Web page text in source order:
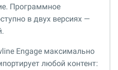
Программное
в двух версиях —
Engage максимально
любой контент: